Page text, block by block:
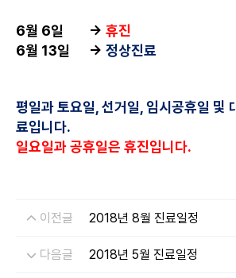
6월 6일 → 휴진
6월 13일 → 정상진료
평일과 토요일, 선거일, 임시공휴일 및
료입니다.
일요일과 공휴일은 휴진입니다.
이전글 2018년 8월 진료일정
다음글 2018년 5월 진료일정